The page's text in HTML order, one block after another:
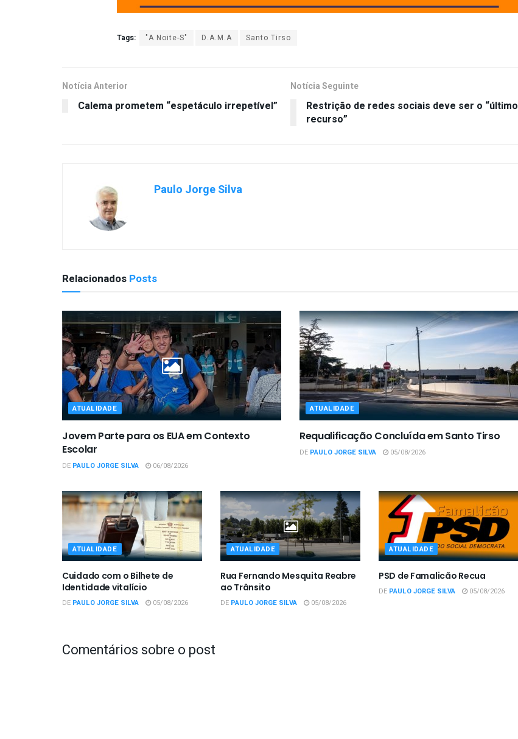
Tags: "A Noite-S" D.A.M.A Santo Tirso
Notícia Anterior
Calema prometem “espetáculo irrepetível”
Notícia Seguinte
Restrição de redes sociais deve ser o “último
recurso”
Paulo Jorge Silva
Relacionados Posts
ATUALIDADE
Jovem Parte para os EUA em Contexto
Escolar
DE PAULO JORGE SILVA 06/08/2026
ATUALIDADE
Requalificação Concluída em Santo Tirso
DE PAULO JORGE SILVA 05/08/2026
ATUALIDADE
Cuidado com o Bilhete de
Identidade vitalício
DE PAULO JORGE SILVA 05/08/2026
ATUALIDADE
Rua Fernando Mesquita Reabre
ao Trânsito
DE PAULO JORGE SILVA 05/08/2026
ATUALIDADE
PSD de Famalicão Recua
DE PAULO JORGE SILVA 05/08/2026
Comentários sobre o post